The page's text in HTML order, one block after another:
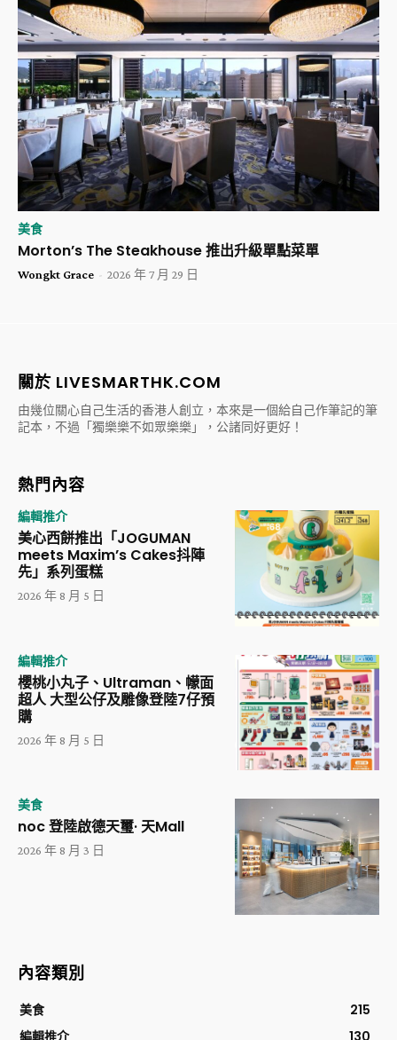
美食
Morton’s The Steakhouse 推出升級單點菜單
Wongkt Grace - 2026 年 7 月 29 日
關於 LIVESMARTHK.COM
由幾位關心自己生活的香港人創立，本來是一個給自己作筆記的筆
記本，不過「獨樂樂不如眾樂樂」，公諸同好更好！
熱門內容
編輯推介
美心西餅推出「JOGUMAN
meets Maxim’s Cakes抖陣
先」系列蛋糕
2026 年 8 月 5 日
編輯推介
櫻桃小丸子、Ultraman、幪面
超人 大型公仔及雕像登陸7仔預
購
2026 年 8 月 5 日
美食
noc 登陸啟德天璽· 天Mall
2026 年 8 月 3 日
內容類別
美食
215
編輯推介
130